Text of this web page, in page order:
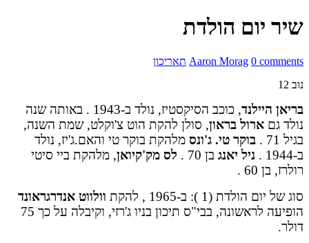
שיר יום הולדת
Aaron Morag 0 comments
תאריכון
נוב 12
בריאן היילנד
, כוכב הסיקסטיז, נולד ב-1943 . באותה שנה
נולד גם ארול בראון, סולן להקת הוט צ'וקלט, שמת השנה,
בגיל 71 .
בוקר טי. ג'ונס מלהקת בוקר טי והאם.ג'יז, נולד
ב-1944 .
ניל יאנג בן 70 . לס מק'קיואן, מלהקת ביי סיטי
רולרז, בן 60 .
סוג של יום הולדת (1 ): ב-1965 , להקת
וולווט אנדרגראונד
הופיעה לראשונה, בבי"ס תיכון בניו ג'רזי, וקיבלה על כך 75
דולר.